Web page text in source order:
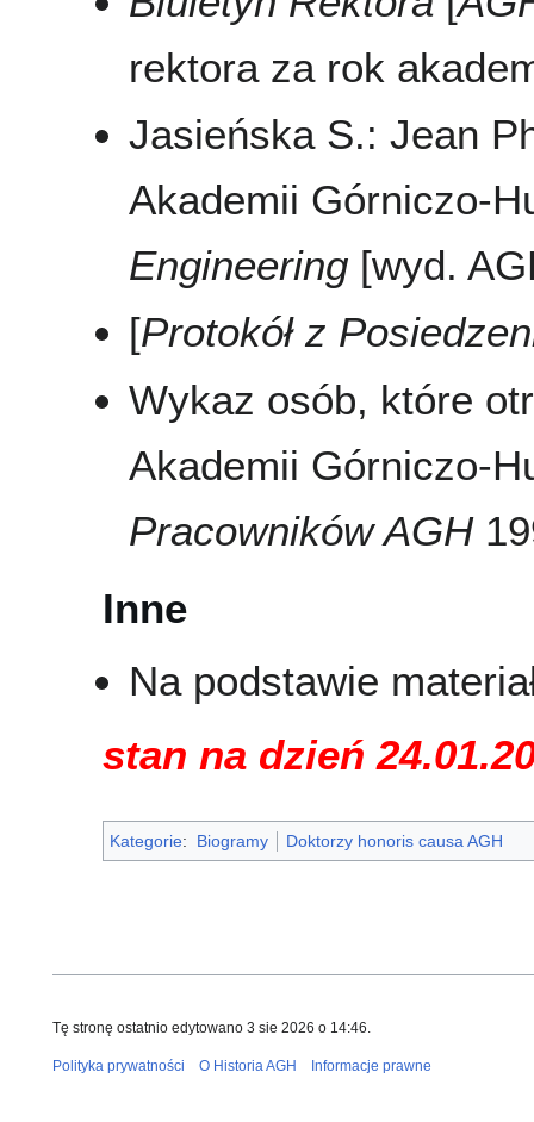
rektora za rok
Jasieńska S.: Jean
Akademii Górniczo-
Engineering [wyd.
[Protokół z
Wykaz osób, które
Akademii Górniczo-
Pracowników AGH
Inne
Na podstawie
stan na dzień
Kategorie: Biogramy Doktorzy honoris causa AGH
Tę stronę ostatnio edytowano 3 sie 2026 o 14:46.
Polityka prywatności O Historia AGH Informacje prawne